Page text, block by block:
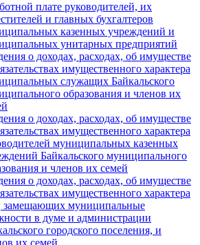
плате руководителей, их
и главных бухгалтеров
казенных учреждений и
унитарных предприятий
о доходах, расходах, об имуществе
имущественного характера
служащих Байкальского
образования и членов их
о доходах, расходах, об имуществе
имущественного характера
муниципальных казенных
Байкальского муниципального
и членов их семей
о доходах, расходах, об имуществе
имущественного характера
замещающих муниципальные
в думе и администрации
городского поселения, и
их семей